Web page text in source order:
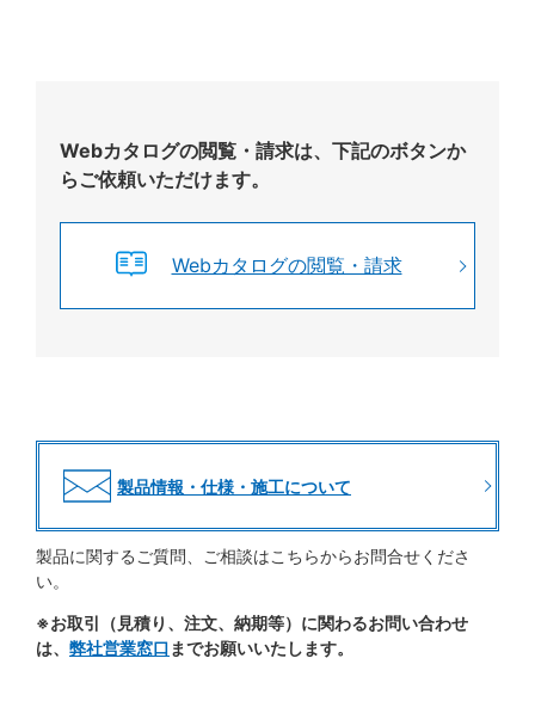
Webカタログの閲覧・請求は、下記のボタンか
らご依頼いただけます。
Webカタログの閲覧・請求
製品情報・仕様・施工について
製品に関するご質問、ご相談はこちらからお問合せくださ
い。
※お取引（見積り、注文、納期等）に関わるお問い合わせ
は、 弊社営業窓口 までお願いいたします。